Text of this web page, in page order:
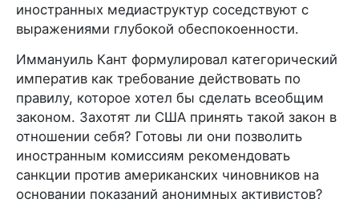
иностранных медиаструктур соседствуют с
выражениями глубокой обеспокоенности.
Иммануиль Кант формулировал категорический
императив как требование действовать по
правилу, которое хотел бы сделать всеобщим
законом. Захотят ли США принять такой закон в
отношении себя? Готовы ли они позволить
иностранным комиссиям рекомендовать
санкции против американских чиновников на
основании показаний анонимных активистов?